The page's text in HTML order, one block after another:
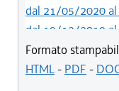
dal 21/05/2020
dal 19/12/2019
dal 11/07/2019 al
dal 01/01/2019 al
Formato
HTML- PDF -